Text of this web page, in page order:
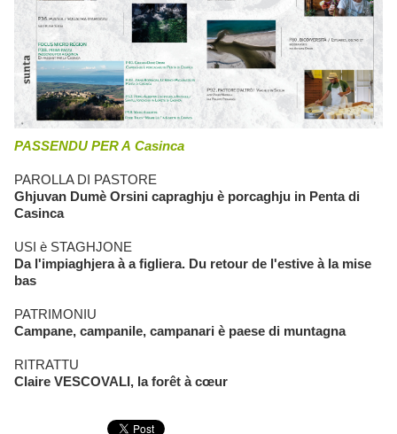
PASSENDU PER A Casinca
PAROLLA DI PASTORE
Ghjuvan Dumè Orsini capraghju è porcaghju in Penta di
Casinca
USI è STAGHJONE
Da l'impiaghjera à a figliera. Du retour de l'estive à la mise
bas
PATRIMONIU
Campane, campanile, campanari è paese di muntagna
RITRATTU
Claire VESCOVALI, la forêt à cœur